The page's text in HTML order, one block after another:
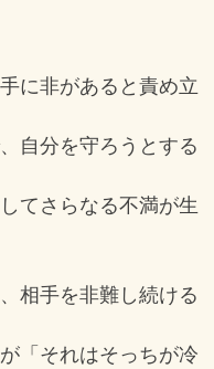
に非があると責め立
自分を守ろうとする
てさらなる不満が生
相手を非難し続ける
「それはそっちが冷